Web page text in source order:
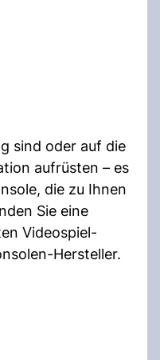
sind oder auf die
aufrüsten – es
die zu Ihnen
Sie eine
Videospiel-
Hersteller.